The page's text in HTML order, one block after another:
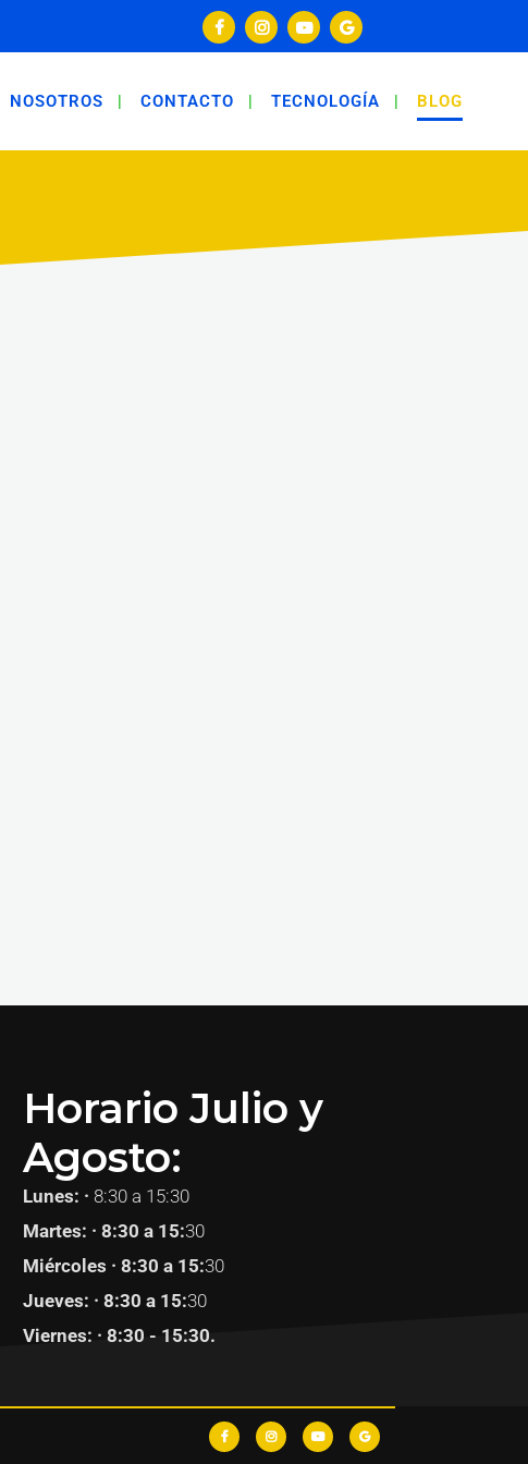
NOSOTROS CONTACTO TECNOLOGÍA BLOG
Horario Julio y
Agosto:
Lunes: · 8:30 a 15:30
Martes: · 8:30 a 15:30
Miércoles · 8:30 a 15:30
Jueves: · 8:30 a 15:30
Viernes: · 8:30 - 15:30.